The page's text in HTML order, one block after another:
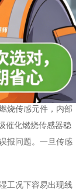
烧传感元件，内部
催化燃烧传感器稳
报问题。一旦传感
工况下容易出现线